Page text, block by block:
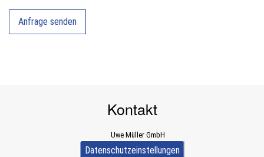
Kontakt
Uwe Müller GmbH
Dürener Straße 589a
Datenschutzeinstellungen